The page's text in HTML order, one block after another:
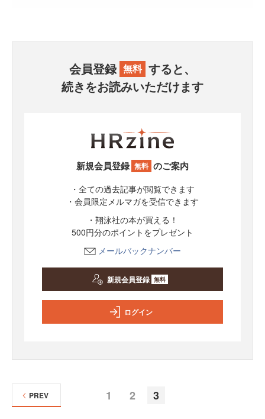
会員登録 無料 すると、
続きをお読みいただけます
新規会員登録 無料 のご案内
・全ての過去記事が閲覧できます
・会員限定メルマガを受信できます
・翔泳社の本が買える！
500円分のポイントをプレゼント
メールバックナンバー
新規会員登録 無料
ログイン
1 2 3
PREV